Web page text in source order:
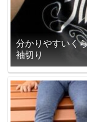
分かりやすいく
袖切り